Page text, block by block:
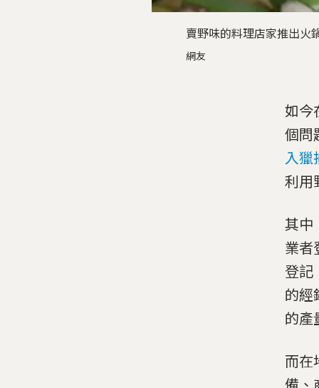
賣野味的料理店家推出
網友
如今
個問
入獵
利用
其中
業者
登記
的經
的產
而在
備、